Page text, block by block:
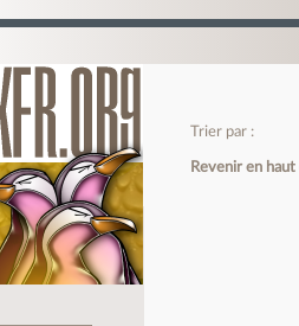
Trier par :
Revenir en haut